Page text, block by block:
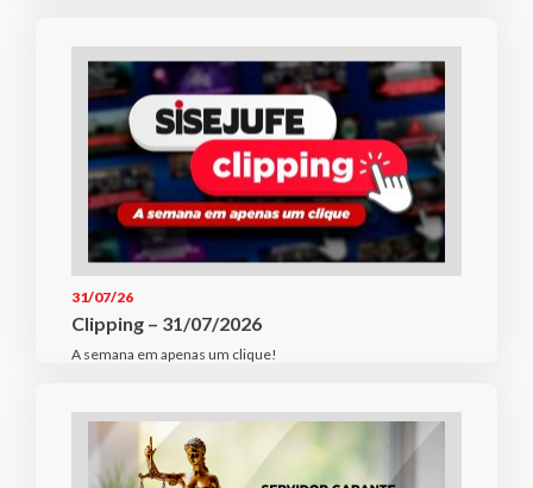
31/07/26
Clipping – 31/07/2026
A semana em apenas um clique!